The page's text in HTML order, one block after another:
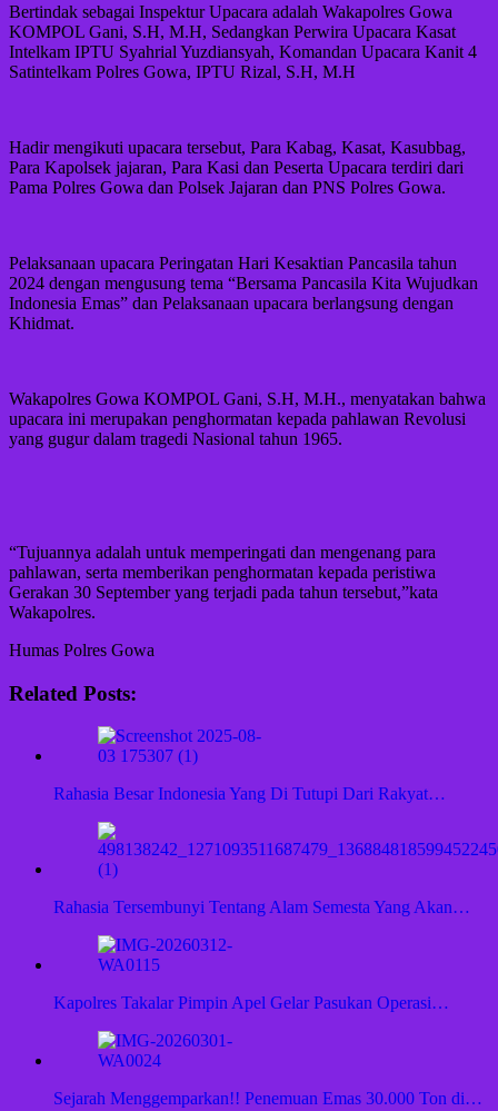
Bertindak sebagai Inspektur Upacara adalah Wakapolres Gowa
KOMPOL Gani, S.H, M.H, Sedangkan Perwira Upacara Kasat
Intelkam IPTU Syahrial Yuzdiansyah, Komandan Upacara Kanit 4
Satintelkam Polres Gowa, IPTU Rizal, S.H, M.H
Hadir mengikuti upacara tersebut, Para Kabag, Kasat, Kasubbag,
Para Kapolsek jajaran, Para Kasi dan Peserta Upacara terdiri dari
Pama Polres Gowa dan Polsek Jajaran dan PNS Polres Gowa.
Pelaksanaan upacara Peringatan Hari Kesaktian Pancasila tahun
2024 dengan mengusung tema “Bersama Pancasila Kita Wujudkan
Indonesia Emas” dan Pelaksanaan upacara berlangsung dengan
Khidmat.
Wakapolres Gowa KOMPOL Gani, S.H, M.H., menyatakan bahwa
upacara ini merupakan penghormatan kepada pahlawan Revolusi
yang gugur dalam tragedi Nasional tahun 1965.
“Tujuannya adalah untuk memperingati dan mengenang para
pahlawan, serta memberikan penghormatan kepada peristiwa
Gerakan 30 September yang terjadi pada tahun tersebut,”kata
Wakapolres.
Humas Polres Gowa
Related Posts:
Rahasia Besar Indonesia Yang Di Tutupi Dari Rakyat…
Rahasia Tersembunyi Tentang Alam Semesta Yang Akan…
Kapolres Takalar Pimpin Apel Gelar Pasukan Operasi…
Sejarah Menggemparkan!! Penemuan Emas 30.000 Ton di…